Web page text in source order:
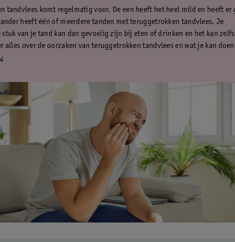
tandvlees komt regelmatig voor. De een heeft het heel mild en heeft er
heeft één of meerdere tanden met teruggetrokken tandvlees. Je
van je tand kan dan gevoelig zijn bij eten of drinken en het kan
alles over de oorzaken van teruggetrokken tandvlees en wat je kan